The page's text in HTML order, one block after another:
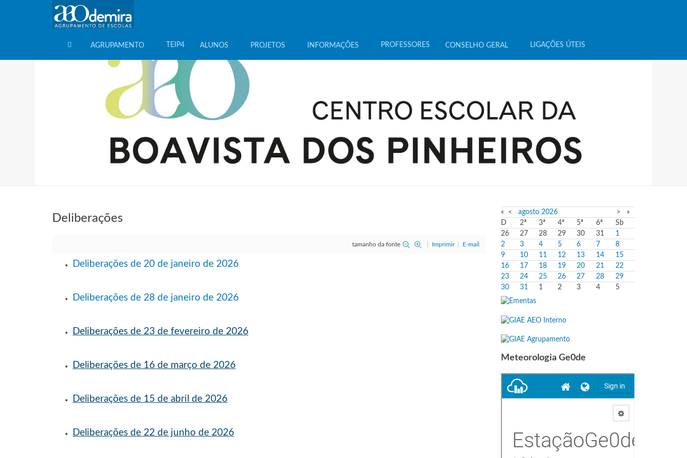
AGRUPAMENTO TEIP4 ALUNOS PROJETOS INFORMAÇÕES PROFESSORES CONSELHO GERAL LIGAÇÕES ÚTEIS
Deliberações
tamanho da fonte Imprimir E-mail
Deliberações de 20 de janeiro de 2026
Deliberações de 28 de janeiro de 2026
Deliberações de 23 de fevereiro de 2026
Deliberações de 16 de março de 2026
Deliberações de 15 de abril de 2026
Deliberações de 22 de junho de 2026
« < agosto 2026 >
»
D
2ª 3ª 4ª 5ª 6ª
Sb
26
27 28 29 30 31
1
2
3 4 5 6 7
8
9
10 11 12 13 14
15
16
17 18 19 20 21
22
23
24 25 26 27 28
29
30
31 1 2 3 4 5
Meteorologia Ge0de